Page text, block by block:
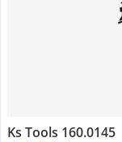
Ks Tools 160.0145